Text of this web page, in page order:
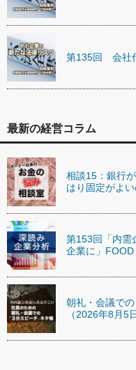
第135回 会社
最新の経営コラム
相談15：銀行
はり固定がよ
第153回「内需
企業に」
朝礼・会議で
（2026年8月5